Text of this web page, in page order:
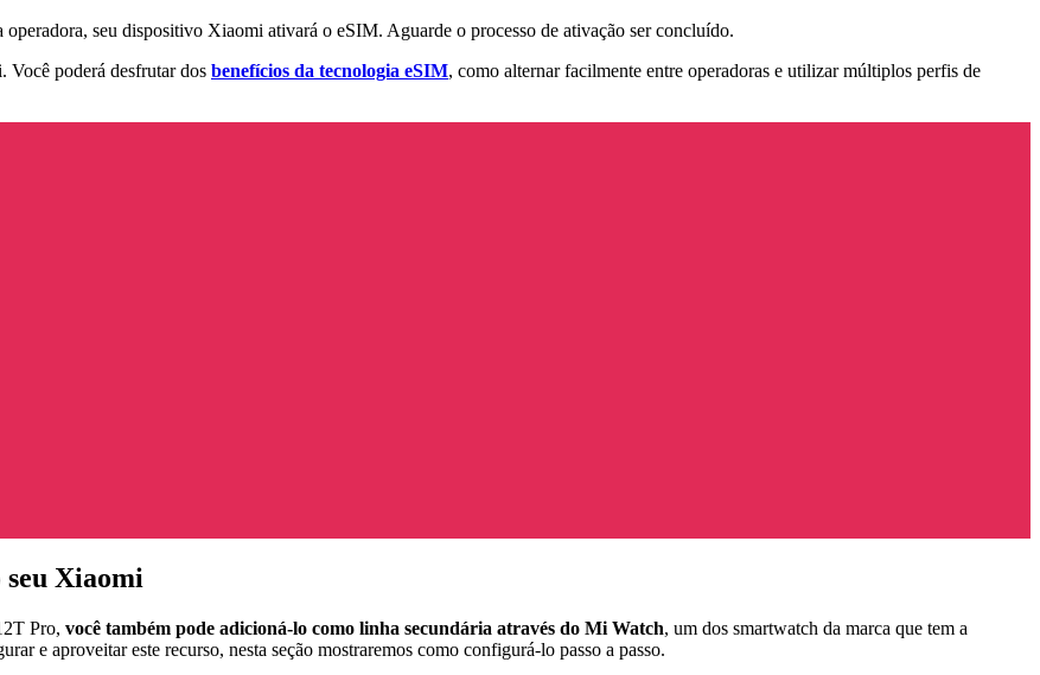
seu dispositivo Xiaomi ativará o eSIM. Aguarde o processo de ativação ser concluído.
Você poderá desfrutar dos benefícios da tecnologia eSIM, como alternar facilmente entre operadoras e utilizar múltiplos perfis de
Xiaomi
Pro, você também pode adicioná-lo como linha secundária através do Mi Watch, um dos smartwatch da marca que tem a
e aproveitar este recurso, nesta seção mostraremos como configurá-lo passo a passo.